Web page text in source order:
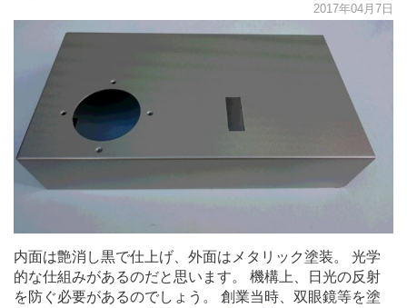
2017年04月7日
内面は艶消し黒で仕上げ、外面はメタリック塗装。 光学
的な仕組みがあるのだと思います。 機構上、日光の反射
を防ぐ必要があるのでしょう。 創業当時、双眼鏡等を塗